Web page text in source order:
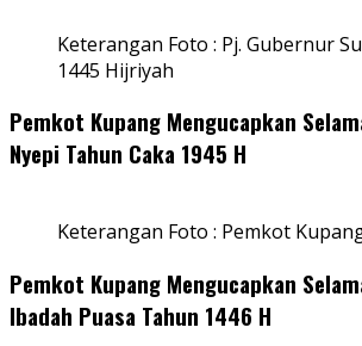
Keterangan Foto : Pj. Gubernur
1445 Hijriyah
Pemkot Kupang Mengucapkan
Nyepi Tahun Caka 1945 H
Keterangan Foto : Pemkot
Pemkot Kupang Mengucapkan
Ibadah Puasa Tahun 1446 H